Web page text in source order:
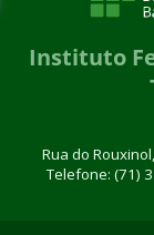
Instituto
Rua do
Telefone: (71)